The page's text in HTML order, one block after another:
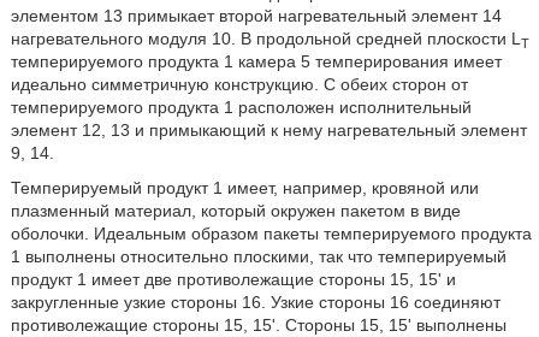
элементом 13 примыкает второй нагревательный элемент 14
нагревательного модуля 10. В продольной средней плоскости LT
темперируемого продукта 1 камера 5 темперирования имеет
идеально симметричную конструкцию. С обеих сторон от
темперируемого продукта 1 расположен исполнительный
элемент 12, 13 и примыкающий к нему нагревательный элемент
9, 14.
Темперируемый продукт 1 имеет, например, кровяной или
плазменный материал, который окружен пакетом в виде
оболочки. Идеальным образом пакеты темперируемого продукта
1 выполнены относительно плоскими, так что темперируемый
продукт 1 имеет две противолежащие стороны 15, 15' и
закругленные узкие стороны 16. Узкие стороны 16 соединяют
противолежащие стороны 15, 15'. Стороны 15, 15' выполнены